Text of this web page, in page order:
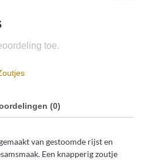
toe.
(0)
van gestoomde rijst en
Een knapperig zoutje